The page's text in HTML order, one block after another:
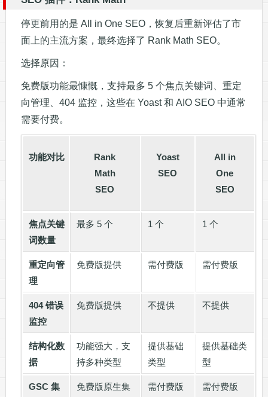
停更前用的是 All in One SEO，恢复后重新评估了市
面上的主流方案，最终选择了 Rank Math SEO。
选择原因：
免费版功能最慷慨，支持最多 5 个焦点关键词、重定
向管理、404 监控，这些在 Yoast 和 AIO SEO 中通常
需要付费。
功能对比
Rank
Math
SEO
Yoast
SEO
All in
One
SEO
焦点关键
词数量
最多 5 个 1 个 1 个
重定向管
理
免费版提供 需付费版 需付费版
404 错误
监控
免费版提供 不提供 不提供
结构化数
据
功能强大，支
持多种类型
提供基础
类型
提供基础类
型
GSC 集
免费版原生集
需付费版 需付费版